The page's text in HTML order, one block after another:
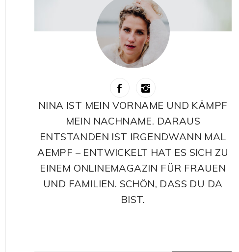
NINA IST MEIN VORNAME UND KÄMPF
MEIN NACHNAME. DARAUS
ENTSTANDEN IST IRGENDWANN MAL
AEMPF – ENTWICKELT HAT ES SICH ZU
EINEM ONLINEMAGAZIN FÜR FRAUEN
UND FAMILIEN. SCHÖN, DASS DU DA
BIST.